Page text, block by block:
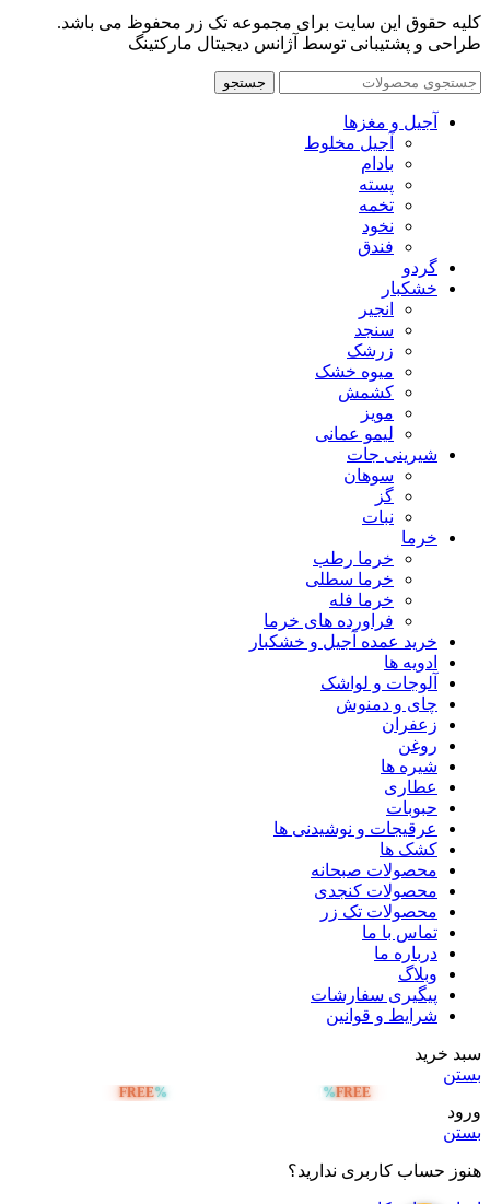
کلیه حقوق این سایت برای مجموعه تک زر محفوظ می باشد.
طراحی و پشتیبانی توسط آژانس دیجیتال مارکتینگ
جستجو
آجیل و مغزها
آجیل مخلوط
بادام
پسته
تخمه
نخود
فندق
گردو
خشکبار
انجیر
سنجد
زرشک
میوه خشک
کشمش
مویز
لیمو عمانی
شیرینی جات
سوهان
گز
نبات
خرما
خرما رطب
خرما سطلی
خرما فله
فراورده های خرما
خرید عمده آجیل و خشکبار
ادویه ها
آلوجات و لواشک
چای و دمنوش
زعفران
روغن
شیره ها
عطاری
حبوبات
عرقیجات و نوشیدنی ها
کشک ها
محصولات صبحانه
محصولات کنجدی
محصولات تک زر
تماس با ما
درباره ما
وبلاگ
پیگیری سفارشات
شرایط و قوانین
سبد خرید
بستن
FREE
%
%
FREE
ورود
بستن
هنوز حساب کاربری ندارید؟